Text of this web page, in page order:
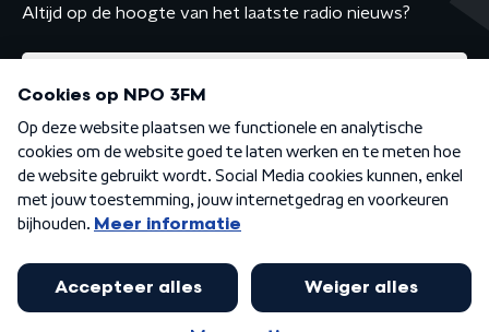
Altijd op de hoogte van het laatste radio nieuws?
Algemene voorwaarden Privacybeleid